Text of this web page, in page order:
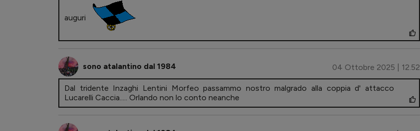
auguri
sono atalantino dal 1984 04 Ottobre 2025 | 12.52
Dal tridente Inzaghi Lentini Morfeo passammo nostro malgrado alla coppia d' attacco
Lucarelli Caccia..... Orlando non lo conto neanche